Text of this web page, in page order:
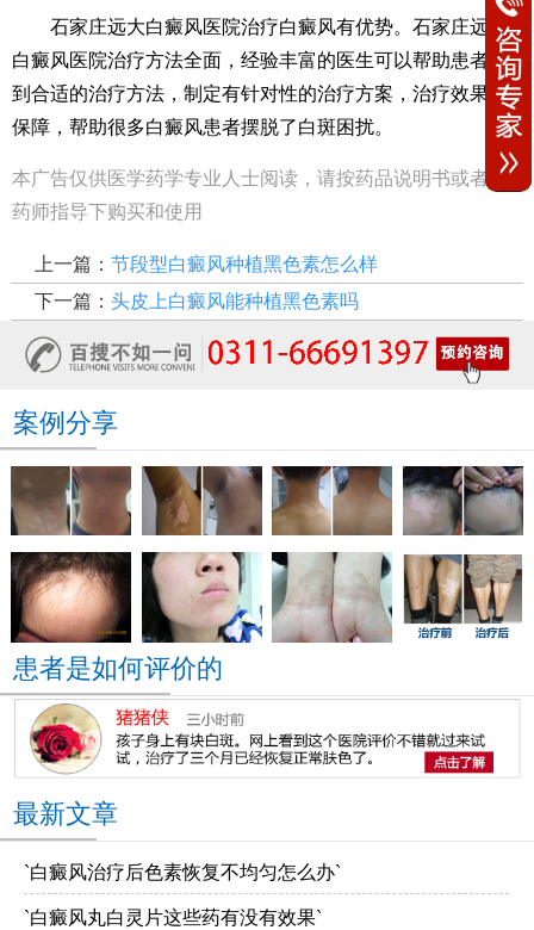
石家庄远大白癜风医院治疗白癜风有优势。石家庄远大
白癜风医院治疗方法全面，经验丰富的医生可以帮助患者找
到合适的治疗方法，制定有针对性的治疗方案，治疗效果有
保障，帮助很多白癜风患者摆脱了白斑困扰。
本广告仅供医学药学专业人士阅读，请按药品说明书或者在
药师指导下购买和使用
上一篇： 节段型白癜风种植黑色素怎么样
下一篇： 头皮上白癜风能种植黑色素吗
案例分享
患者是如何评价的
最新文章
`白癜风治疗后色素恢复不均匀怎么办`
`白癜风丸白灵片这些药有没有效果`